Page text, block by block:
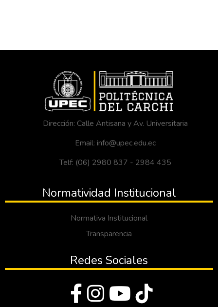
Dirección: Calle Antisana y Av. Universitaria
Email: info@upec.edu.ec
Telf: (06) 2980 837 - 2984 435
Normatividad Institucional
Normativa Institucional
Transparencia
Redes Sociales